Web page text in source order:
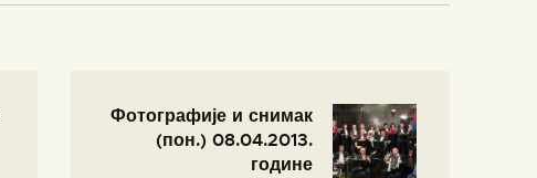
Фотографије и снимак
(пон.) 08.04.2013.
године